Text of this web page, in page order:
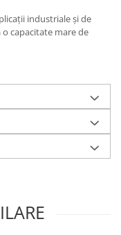
industriale și de
capacitate mare de